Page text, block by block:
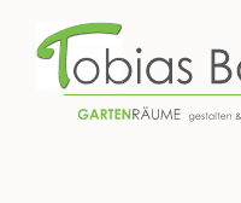
Inhalt
springen